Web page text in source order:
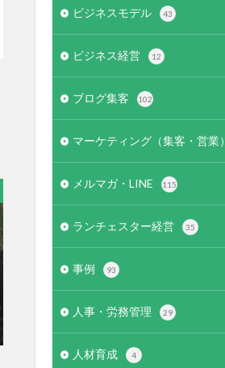
ビジネスモデル 43
ビジネス経営 12
ブログ集客 102
マーケティング（集客・営業）
メルマガ・LINE 115
ランチェスター経営 35
事例 93
人事・労務管理 29
人材育成 4